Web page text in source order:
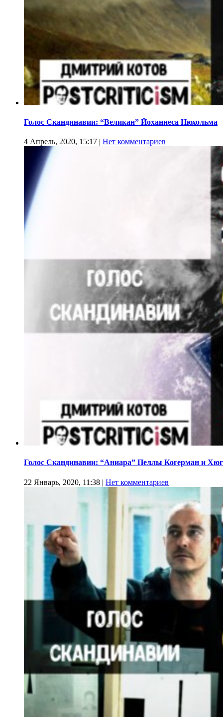
Голос Скандинавии: “Великан” Йоханнеса Нюхольма
4 Апрель, 2020, 15:17 | Нет комментариев
Голос Скандинавии: “Аниара” Пеллы Когерман и
22 Январь, 2020, 11:38 | Нет комментариев